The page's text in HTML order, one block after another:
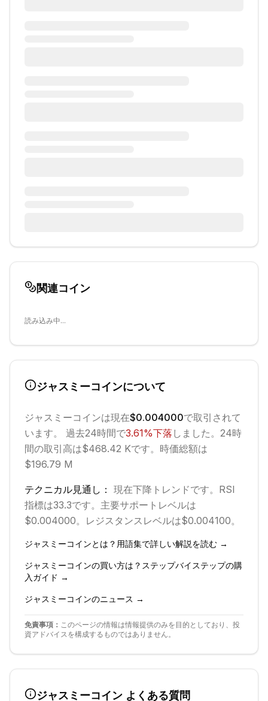
関連コイン
読み込み中...
ジャスミーコインについて
ジャスミーコインは現在$0.004000で取引されて
います。 過去24時間で3.61%下落 しました。 24時
間の取引高は$468.42 Kです。 時価総額は
$196.79 M
テクニカル見通し： 現在下降 トレンドです。 RSI
指標は33.3です。 主要サポートレベルは
$0.004000。 レジスタンスレベルは$0.004100。
ジャスミーコインとは？用語集で詳しい解説を読む →
ジャスミーコインの買い方は？ステップバイステップの購
入ガイド →
ジャスミーコインのニュース →
免責事項： このページの情報は情報提供のみを目的としており、投
資アドバイスを構成するものではありません。
ジャスミーコイン よくある質問